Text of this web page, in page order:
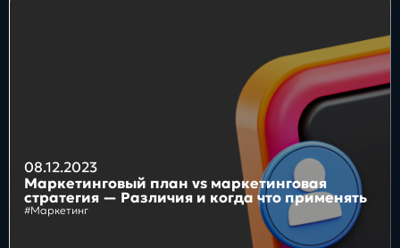
Будущее
08.12.2023
Маркетинговый план vs маркетинговая
стратегия — Различия и когда что применять
#Маркетинг